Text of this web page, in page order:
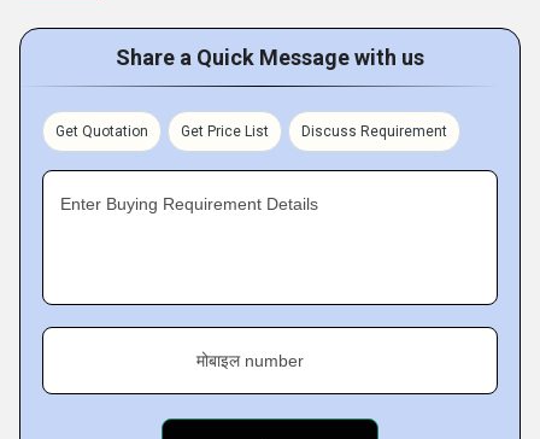
based unit is continually making efforts to delight clients in
the sector by serving them our products at the best prices.
Share a Quick Message with us
Get Quotation Get Price List Discuss Requirement
Enter Buying Requirement Details
मोबाइल number